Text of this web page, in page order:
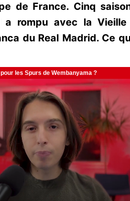
de France. Cinq
a rompu avec la Vieille
du Real Madrid. Ce